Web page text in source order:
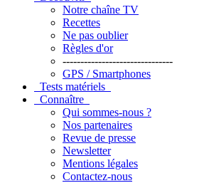
Notre chaîne TV
Recettes
Ne pas oublier
Règles d'or
-------------------------------
GPS / Smartphones
Tests matériels
Connaître
Qui sommes-nous ?
Nos partenaires
Revue de presse
Newsletter
Mentions légales
Contactez-nous